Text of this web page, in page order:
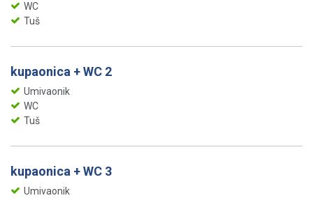
WC
Tuš
kupaonica + WC 2
Umivaonik
WC
Tuš
kupaonica + WC 3
Umivaonik